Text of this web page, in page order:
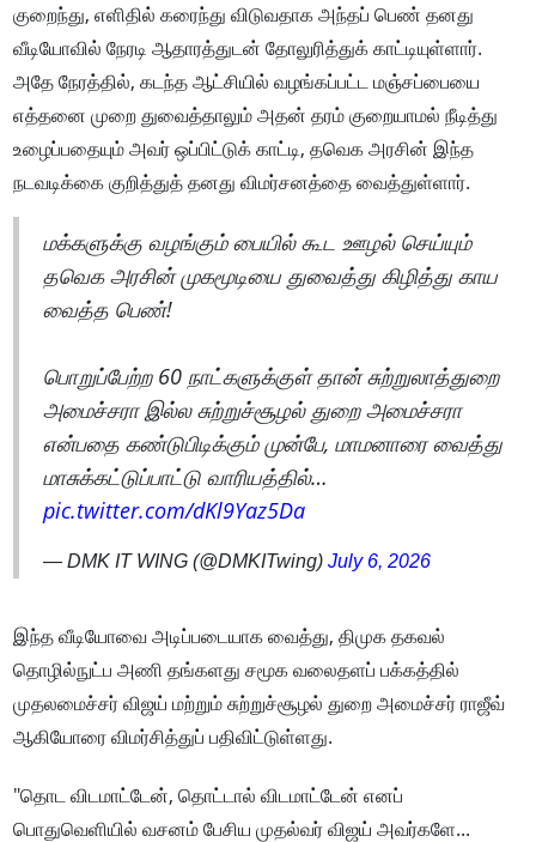
குறைந்து, எளிதில் கரைந்து விடுவதாக அந்தப் பெண் தனது
வீடியோவில் நேரடி ஆதாரத்துடன் தோலுரித்துக் காட்டியுள்ளார்.
அதே நேரத்தில், கடந்த ஆட்சியில் வழங்கப்பட்ட மஞ்சப்பையை
எத்தனை முறை துவைத்தாலும் அதன் தரம் குறையாமல் நீடித்து
உழைப்பதையும் அவர் ஒப்பிட்டுக் காட்டி, தவெக அரசின் இந்த
நடவடிக்கை குறித்துத் தனது விமர்சனத்தை வைத்துள்ளார்.
மக்களுக்கு வழங்கும் பையில் கூட ஊழல் செய்யும்
தவெக அரசின் முகமூடியை துவைத்து கிழித்து காய
வைத்த பெண்!
பொறுப்பேற்ற 60 நாட்களுக்குள் தான் சுற்றுலாத்துறை
அமைச்சரா இல்ல சுற்றுச்சூழல் துறை அமைச்சரா
என்பதை கண்டுபிடிக்கும் முன்பே, மாமனாரை வைத்து
மாசுக்கட்டுப்பாட்டு வாரியத்தில்…
pic.twitter.com/dKl9Yaz5Da
— DMK IT WING (@DMKITwing)July 6, 2026
இந்த வீடியோவை அடிப்படையாக வைத்து, திமுக தகவல்
தொழில்நுட்ப அணி தங்களது சமூக வலைதளப் பக்கத்தில்
முதலமைச்சர் விஜய் மற்றும் சுற்றுச்சூழல் துறை அமைச்சர் ராஜீவ்
ஆகியோரை விமர்சித்துப் பதிவிட்டுள்ளது.
"தொட விடமாட்டேன், தொட்டால் விடமாட்டேன் எனப்
பொதுவெளியில் வசனம் பேசிய முதல்வர் விஜய் அவர்களே...